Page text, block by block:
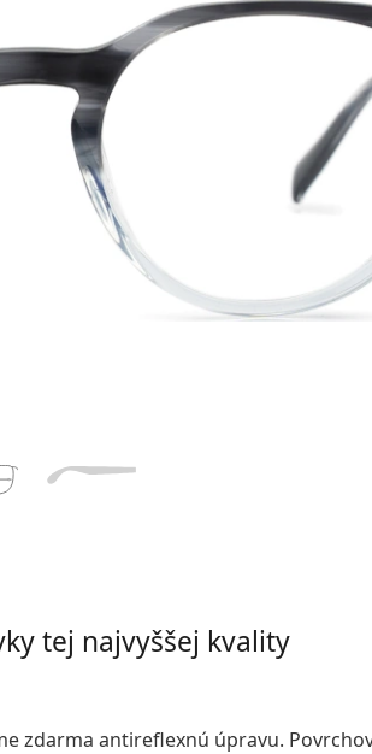
51 20
mostíka
tej najvyššej kvality
zdarma antireflexnú úpravu.